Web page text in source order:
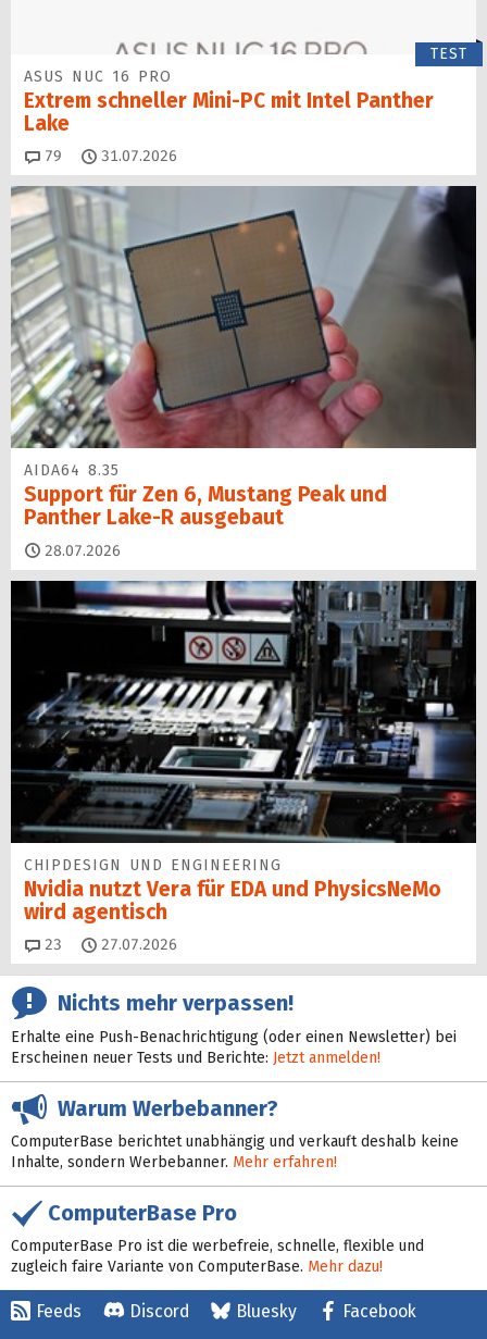
TEST
ASUS NUC 16 PRO
Extrem schneller Mini-PC mit Intel Panther
Lake
79 Kommentare
31.07.2026
AIDA64 8.35
Support für Zen 6, Mustang Peak und
Panther Lake-R ausgebaut
28.07.2026
CHIPDESIGN UND ENGINEERING
Nvidia nutzt Vera für EDA und PhysicsNeMo
wird agentisch
23 Kommentare
27.07.2026
Nichts mehr verpassen!
Erhalte eine Push-Benachrichtigung (oder einen Newsletter) bei
Erscheinen neuer Tests und Berichte: Jetzt anmelden!
Warum Werbebanner?
ComputerBase berichtet unabhängig und verkauft deshalb keine
Inhalte, sondern Werbebanner. Mehr erfahren!
ComputerBase Pro
ComputerBase Pro ist die werbefreie, schnelle, flexible und
zugleich faire Variante von ComputerBase. Mehr dazu!
Feeds Discord Bluesky Facebook